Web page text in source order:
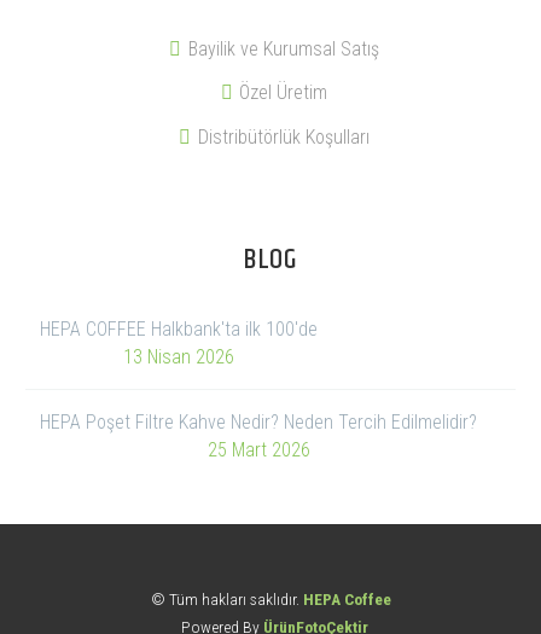
Bayilik ve Kurumsal Satış
Özel Üretim
Distribütörlük Koşulları
BLOG
HEPA COFFEE Halkbank'ta ilk 100'de
13 Nisan 2026
HEPA Poşet Filtre Kahve Nedir? Neden Tercih Edilmelidir?
25 Mart 2026
© Tüm hakları saklıdır. HEPA Coffee
Powered By ÜrünFotoÇektir